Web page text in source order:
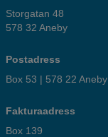
Storgatan 48
578 32 Aneby
Postadress
Box 53 | 578 22 Aneby
Fakturaadress
Box 139